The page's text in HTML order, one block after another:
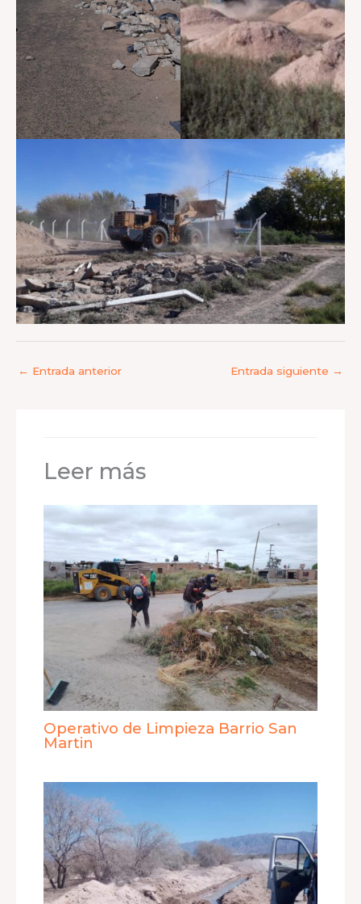
← Entrada anterior Entrada siguiente →
Leer más
Operativo de Limpieza Barrio San
Martin